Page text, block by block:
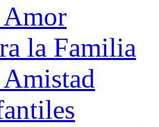
Amor
la Familia
Amistad